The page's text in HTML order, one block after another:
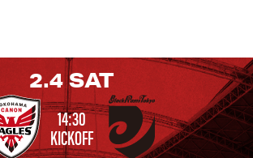
2.4SAT
14:30
KICKOFF